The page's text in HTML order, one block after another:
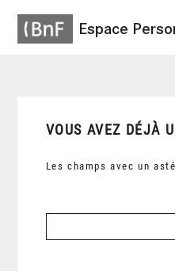
Espace
VOUS AVEZ DÉJÀ
Les champs avec un